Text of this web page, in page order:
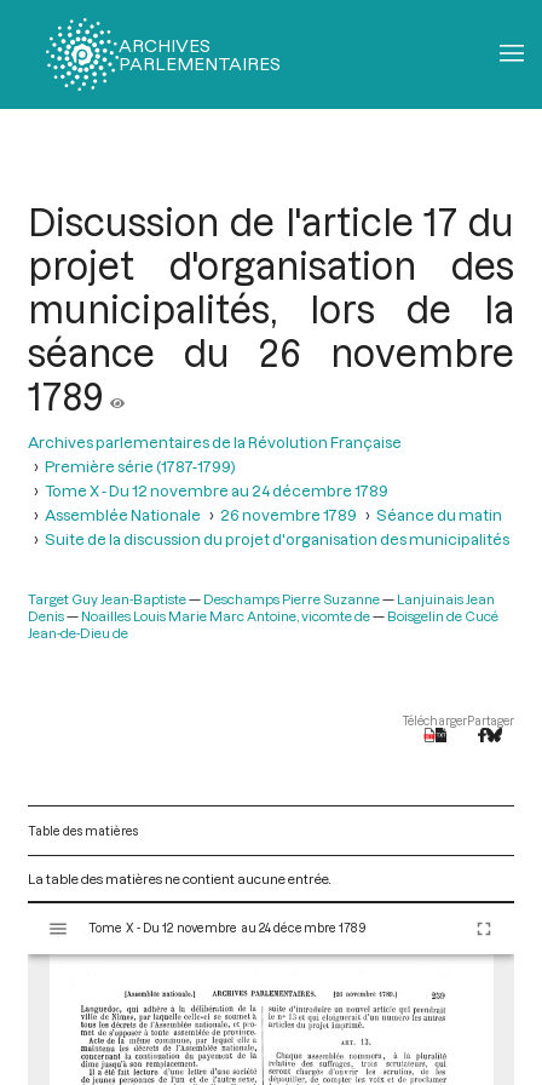
ARCHIVES
PARLEMENTAIRES
Discussion de l'article 17 du
projet d'organisation des
municipalités, lors de la
séance du 26 novembre
1789
Archives parlementaires de la Révolution Française
Première série (1787-1799)
Tome X - Du 12 novembre au 24 décembre 1789
Assemblée Nationale
26 novembre 1789
Séance du matin
Suite de la discussion du projet d'organisation des municipalités
Target Guy Jean-Baptiste Deschamps Pierre Suzanne
Lanjuinais Jean
Denis
Noailles Louis Marie Marc Antoine, vicomte de
Boisgelin de Cucé
Jean-de-Dieu de
TéléchargerPartager
Table des matières
La table des matières ne contient aucune entrée.
s
Tome X - Du 12 novembre au 24 décembre 1789